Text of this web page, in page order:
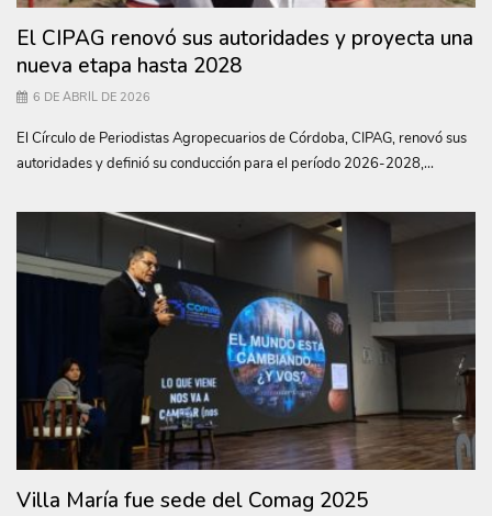
El CIPAG renovó sus autoridades y proyecta una
nueva etapa hasta 2028
6 DE ABRIL DE 2026
El Círculo de Periodistas Agropecuarios de Córdoba, CIPAG, renovó sus
autoridades y definió su conducción para el período 2026-2028,...
Villa María fue sede del Comag 2025